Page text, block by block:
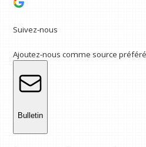
Suivez-nous
Ajoutez-nous comme source
Bulletin